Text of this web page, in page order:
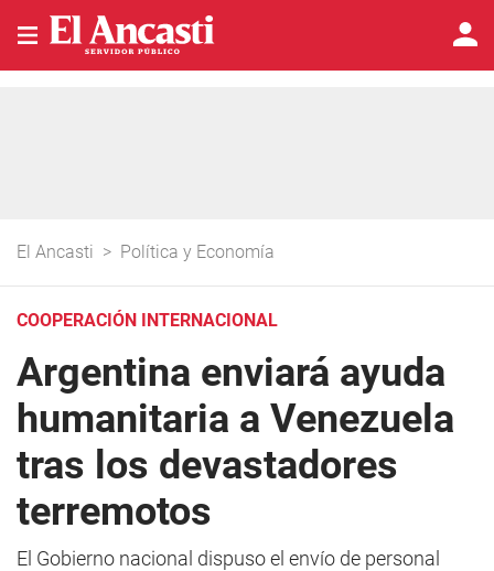
El Ancasti > Política y Economía
COOPERACIÓN INTERNACIONAL
Argentina enviará ayuda
humanitaria a Venezuela
tras los devastadores
terremotos
El Gobierno nacional dispuso el envío de personal